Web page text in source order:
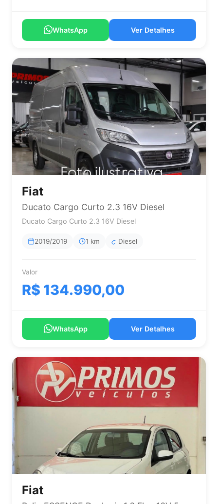
WhatsApp Ver Detalhes
Fiat
Ducato Cargo Curto 2.3 16V Diesel
Ducato Cargo Curto 2.3 16V Diesel
2019/2019 1 km Diesel
Valor
R$ 134.990,00
WhatsApp Ver Detalhes
Fiat